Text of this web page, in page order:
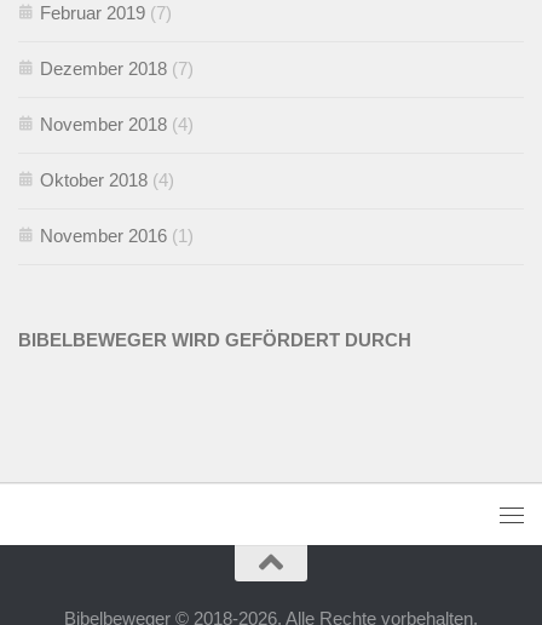
Februar 2019 (7)
Dezember 2018 (7)
November 2018 (4)
Oktober 2018 (4)
November 2016 (1)
BIBELBEWEGER WIRD GEFÖRDERT DURCH
Bibelbeweger © 2018-2026. Alle Rechte vorbehalten.